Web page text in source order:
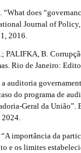
does
Journal of
2016.
PALIFKA, B.
Rio de Janeiro:
auditoria
do programa de
Geral da União”.
2024.
importância da
e os limites